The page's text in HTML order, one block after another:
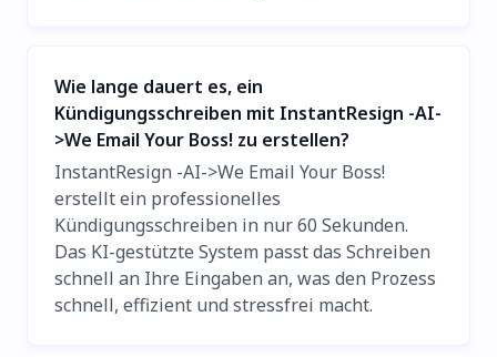
Wie lange dauert es, ein
Kündigungsschreiben mit InstantResign -AI-
>We Email Your Boss! zu erstellen?
InstantResign -AI->We Email Your Boss!
erstellt ein professionelles
Kündigungsschreiben in nur 60 Sekunden.
Das KI-gestützte System passt das Schreiben
schnell an Ihre Eingaben an, was den Prozess
schnell, effizient und stressfrei macht.